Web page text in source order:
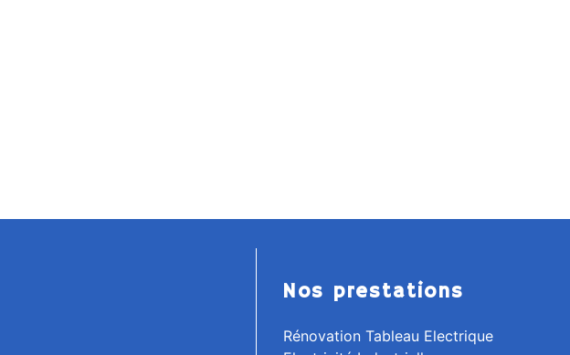
Nos prestations
Rénovation Tableau Electrique